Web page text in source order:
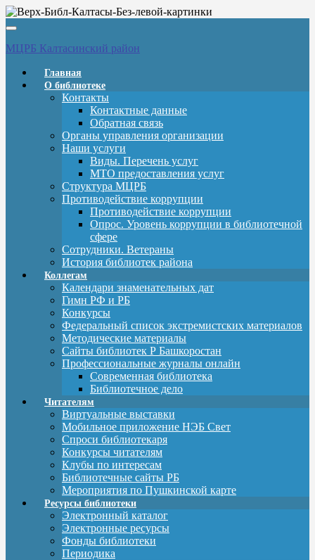
Вкл/
выкл
навигации
МЦРБ Калтасинский район
Главная
О библиотеке
Контакты
Контактные данные
Обратная связь
Органы управления организации
Наши услуги
Виды. Перечень услуг
МТО предоставления услуг
Структура МЦРБ
Противодействие коррупции
Противодействие коррупции
Опрос. Уровень коррупции в библиотечной
сфере
Сотрудники. Ветераны
История библиотек района
Коллегам
Календари знаменательных дат
Гимн РФ и РБ
Конкурсы
Федеральный список экстремистских материалов
Методические материалы
Сайты библиотек Р Башкоростан
Профессиональные журналы онлайн
Современная библиотека
Библиотечное дело
Читателям
Виртуальные выставки
Мобильное приложение НЭБ Свет
Спроси библиотекаря
Конкурсы читателям
Клубы по интересам
Библиотечные сайты РБ
Мероприятия по Пушкинской карте
Ресурсы библиотеки
Электронный каталог
Электронные ресурсы
Фонды библиотеки
Периодика